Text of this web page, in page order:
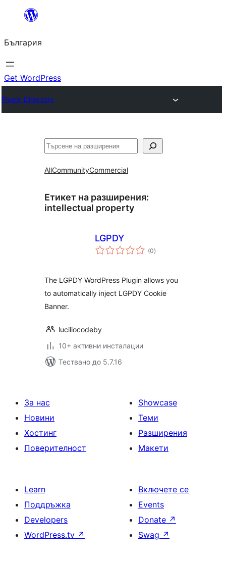
България
Get WordPress
Plugin Directory
Търсене
AllCommunityCommercial
Етикет на разширения:
intellectual property
LGPDY
(0общо
оценки
)
The LGPDY WordPress Plugin allows you
to automatically inject LGPDY Cookie
Banner.
luciliocodeby
10+ активни инсталации
Тествано до 5.7.16
За нас
Новини
Хостинг
Поверителност
Showcase
Теми
Разширения
Макети
Learn
Поддръжка
Developers
WordPress.tv ↗
Включете се
Events
Donate ↗
Swag ↗